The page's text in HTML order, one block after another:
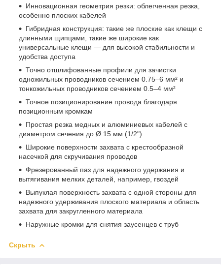
Инновационная геометрия резки: облегченная резка,
особенно плоских кабелей
Гибридная конструкция: такие же плоские как клещи с
длинными щипцами, такие же широкие как
универсальные клещи — для высокой стабильности и
удобства доступа
Точно отшлифованные профили для зачистки
одножильных проводников сечением 0.75–6 мм² и
тонкожильных проводников сечением 0.5–4 мм²
Точное позиционирование провода благодаря
позиционным кромкам
Простая резка медных и алюминиевых кабелей с
диаметром сечения до Ø 15 мм (1/2")
Широкие поверхности захвата с крестообразной
насечкой для скручивания проводов
Фрезерованный паз для надежного удержания и
вытягивания мелких деталей, например, гвоздей
Выпуклая поверхность захвата с одной стороны для
надежного удерживания плоского материала и область
захвата для закругленного материала
Наружные кромки для снятия заусенцев с труб
Скрыть